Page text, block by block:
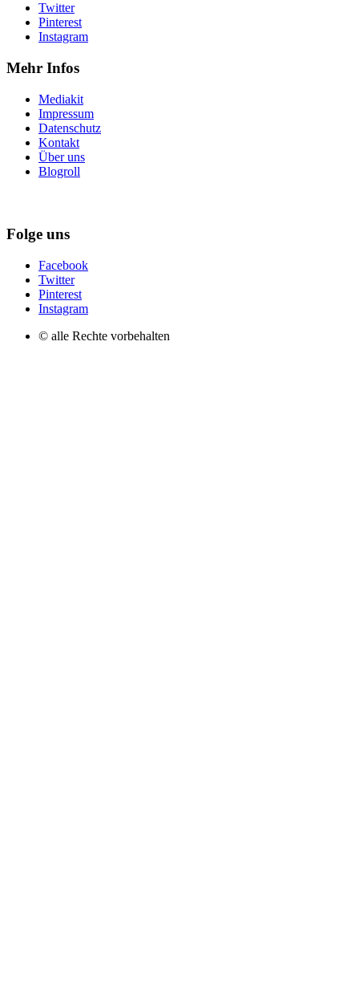
Twitter
Pinterest
Instagram
Mehr Infos
Mediakit
Impressum
Datenschutz
Kontakt
Über uns
Blogroll
Folge uns
Facebook
Twitter
Pinterest
Instagram
© alle Rechte vorbehalten